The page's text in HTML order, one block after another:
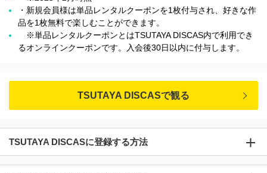
・新規会員様は単品レンタルクーポンを1枚付与され、好きな作
品を1枚無料で楽しむことができます。
※単品レンタルクーポンとはTSUTAYA DISCAS内で利用でき
るオンラインクーポンです。入会後30日以内に付与します。
TSUTAYA DISCASで観る
TSUTAYA DISCASに登録する方法